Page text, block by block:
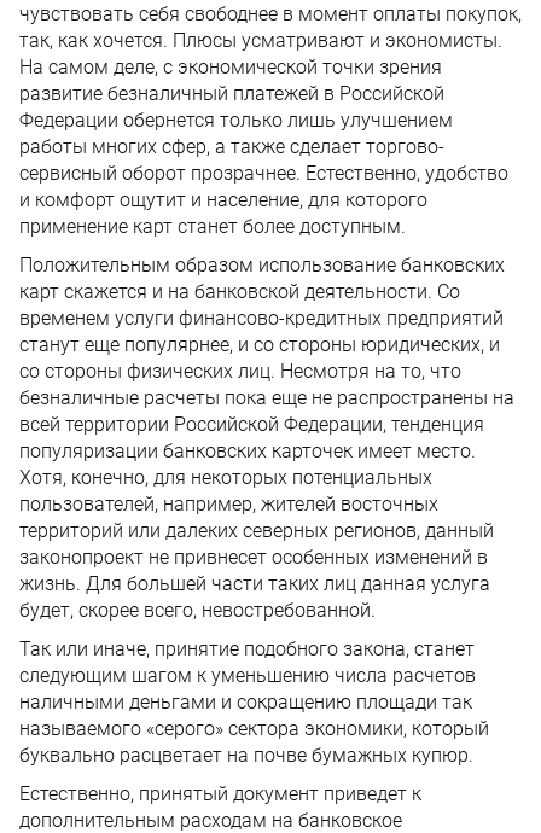
чувствовать себя свободнее в момент оплаты покупок,
так, как хочется. Плюсы усматривают и экономисты.
На самом деле, с экономической точки зрения
развитие безналичный платежей в Российской
Федерации обернется только лишь улучшением
работы многих сфер, а также сделает торгово-
сервисный оборот прозрачнее. Естественно, удобство
и комфорт ощутит и население, для которого
применение карт станет более доступным.
Положительным образом использование банковских
карт скажется и на банковской деятельности. Со
временем услуги финансово-кредитных предприятий
станут еще популярнее, и со стороны юридических, и
со стороны физических лиц. Несмотря на то, что
безналичные расчеты пока еще не распространены на
всей территории Российской Федерации, тенденция
популяризации банковских карточек имеет место.
Хотя, конечно, для некоторых потенциальных
пользователей, например, жителей восточных
территорий или далеких северных регионов, данный
законопроект не привнесет особенных изменений в
жизнь. Для большей части таких лиц данная услуга
будет, скорее всего, невостребованной.
Так или иначе, принятие подобного закона, станет
следующим шагом к уменьшению числа расчетов
наличными деньгами и сокращению площади так
называемого «серого» сектора экономики, который
буквально расцветает на почве бумажных купюр.
Естественно, принятый документ приведет к
дополнительным расходам на банковское